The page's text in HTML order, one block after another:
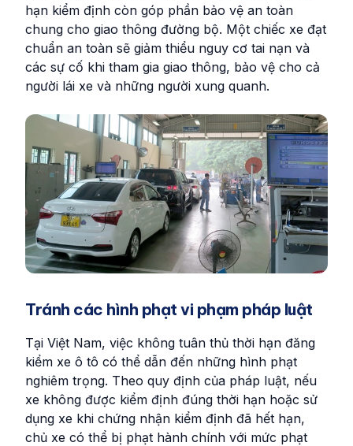
hạn kiểm định còn góp phần bảo vệ an toàn
chung cho giao thông đường bộ. Một chiếc xe đạt
chuẩn an toàn sẽ giảm thiểu nguy cơ tai nạn và
các sự cố khi tham gia giao thông, bảo vệ cho cả
người lái xe và những người xung quanh.
Tránh các hình phạt vi phạm pháp luật
Tại Việt Nam, việc không tuân thủ thời hạn đăng
kiểm xe ô tô có thể dẫn đến những hình phạt
nghiêm trọng. Theo quy định của pháp luật, nếu
xe không được kiểm định đúng thời hạn hoặc sử
dụng xe khi chứng nhận kiểm định đã hết hạn,
chủ xe có thể bị phạt hành chính với mức phạt